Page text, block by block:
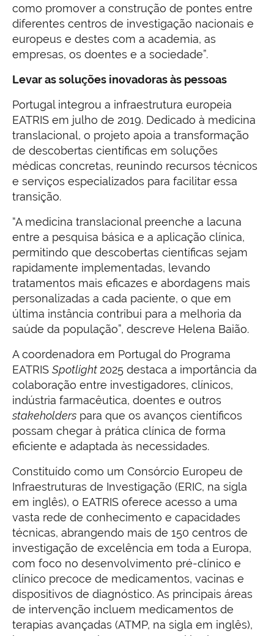
como promover a construção de pontes entre
diferentes centros de investigação nacionais e
europeus e destes com a academia, as
empresas, os doentes e a sociedade”.
Levar as soluções inovadoras às pessoas
Portugal integrou a infraestrutura europeia
EATRIS em julho de 2019. Dedicado à medicina
translacional, o projeto apoia a transformação
de descobertas científicas em soluções
médicas concretas, reunindo recursos técnicos
e serviços especializados para facilitar essa
transição.
“A medicina translacional preenche a lacuna
entre a pesquisa básica e a aplicação clínica,
permitindo que descobertas científicas sejam
rapidamente implementadas, levando
tratamentos mais eficazes e abordagens mais
personalizadas a cada paciente, o que em
última instância contribui para a melhoria da
saúde da população”, descreve Helena Baião.
A coordenadora em Portugal do Programa
EATRIS Spotlight 2025 destaca a importância da
colaboração entre investigadores, clínicos,
indústria farmacêutica, doentes e outros
stakeholders para que os avanços científicos
possam chegar à prática clínica de forma
eficiente e adaptada às necessidades.
Constituído como um Consórcio Europeu de
Infraestruturas de Investigação (ERIC, na sigla
em inglês), o EATRIS oferece acesso a uma
vasta rede de conhecimento e capacidades
técnicas, abrangendo mais de 150 centros de
investigação de excelência em toda a Europa,
com foco no desenvolvimento pré-clínico e
clínico precoce de medicamentos, vacinas e
dispositivos de diagnóstico. As principais áreas
de intervenção incluem medicamentos de
terapias avançadas (ATMP, na sigla em inglês),